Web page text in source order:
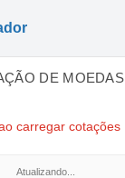
DE MOEDAS
carregar cotações
Atualizando...